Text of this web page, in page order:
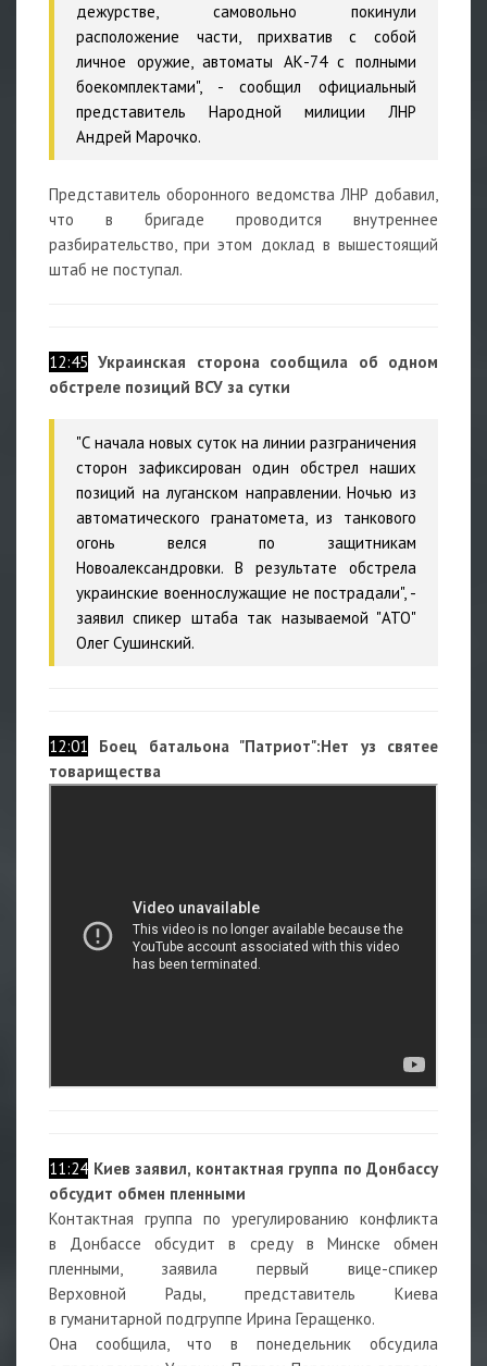
дежурстве, самовольно покинули
расположение части, прихватив с собой
личное оружие, автоматы АК-74 с полными
боекомплектами", - сообщил официальный
представитель Народной милиции ЛНР
Андрей Марочко.
Представитель оборонного ведомства ЛНР добавил,
что в бригаде проводится внутреннее
разбирательство, при этом доклад в вышестоящий
штаб не поступал.
12:45 Украинская сторона сообщила об одном
обстреле позиций ВСУ за сутки
"С начала новых суток на линии разграничения
сторон зафиксирован один обстрел наших
позиций на луганском направлении. Ночью из
автоматического гранатомета, из танкового
огонь велся по защитникам
Новоалександровки. В результате обстрела
украинские военнослужащие не пострадали", -
заявил спикер штаба так называемой "АТО"
Олег Сушинский.
12:01
Боец батальона "Патриот":Нет уз святее
товарищества
11:24 Киев заявил, контактная группа по Донбассу
обсудит обмен пленными
Контактная группа по урегулированию конфликта
в Донбассе обсудит в среду в Минске обмен
пленными, заявила первый вице-спикер
Верховной Рады, представитель Киева
в гуманитарной подгруппе Ирина Геращенко.
Она сообщила, что в понедельник обсудила